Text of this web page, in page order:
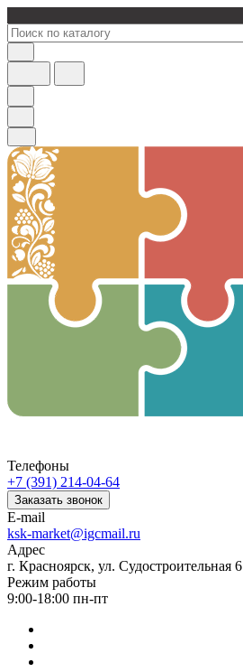
Телефоны
+7 (391) 214-04-64
Заказать звонок
E-mail
ksk-market@igcmail.ru
Адрес
г. Красноярск, ул. Судостроительная 6
Режим работы
9:00-18:00 пн-пт